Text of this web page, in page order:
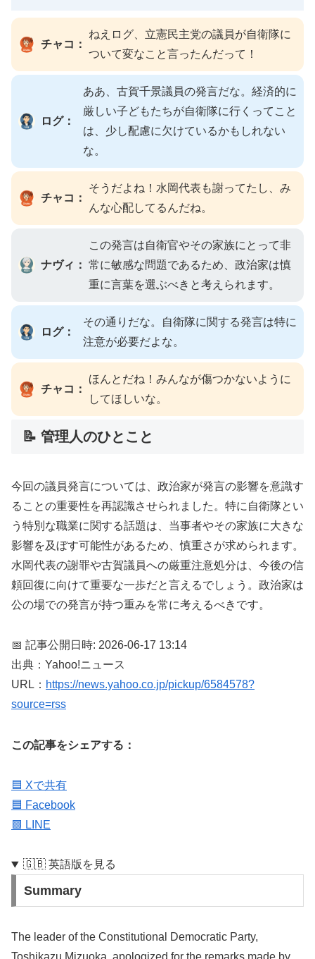
チャコ：
ねえログ、立憲民主党の議員が自衛隊に
ついて変なこと言ったんだって！
ログ：
ああ、古賀千景議員の発言だな。経済的に
厳しい子どもたちが自衛隊に行くってこと
は、少し配慮に欠けているかもしれない
な。
チャコ：
そうだよね！水岡代表も謝ってたし、み
んな心配してるんだね。
ナヴィ：
この発言は自衛官やその家族にとって非
常に敏感な問題であるため、政治家は慎
重に言葉を選ぶべきと考えられます。
ログ：
その通りだな。自衛隊に関する発言は特に
注意が必要だよな。
チャコ：
ほんとだね！みんなが傷つかないように
してほしいな。
📝 管理人のひとこと
今回の議員発言については、政治家が発言の影響を意識す
ることの重要性を再認識させられました。特に自衛隊とい
う特別な職業に関する話題は、当事者やその家族に大きな
影響を及ぼす可能性があるため、慎重さが求められます。
水岡代表の謝罪や古賀議員への厳重注意処分は、今後の信
頼回復に向けて重要な一歩だと言えるでしょう。政治家は
公の場での発言が持つ重みを常に考えるべきです。
📅 記事公開日時: 2026-06-17 13:14
出典：Yahoo!ニュース
URL： https://news.yahoo.co.jp/pickup/6584578?
source=rss
この記事をシェアする：
🟦 Xで共有
🟦 Facebook
🟩 LINE
🇬🇧 英語版を見る
Summary
The leader of the Constitutional Democratic Party,